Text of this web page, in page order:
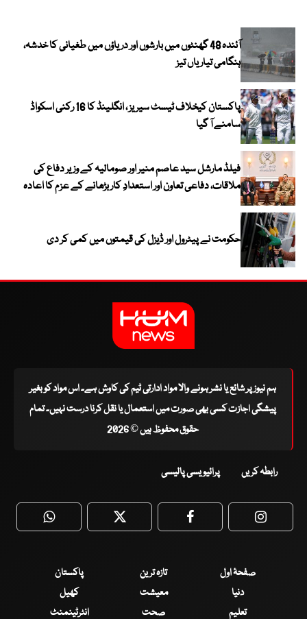
آئندہ 48 گھنٹوں میں بارشوں اور دریاؤں میں طغیانی کا خدشہ،
ہنگامی تیاریاں تیز
پاکستان کیخلاف ٹیسٹ سیریز ، انگلینڈ کا 16 رکنی اسکواڈ
سامنے آ گیا
فیلڈ مارشل سید عاصم منیر اور صومالیہ کے وزیر دفاع کی
ملاقات، دفاعی تعاون اور استعدادِ کار بڑھانے کے عزم کا اعادہ
حکومت نے پیٹرول اور ڈیزل کی قیمتوں میں کمی کر دی
ہم نیوز پر شائع یا نشر ہونے والا مواد ادارتی ٹیم کی کاوش ہے۔ اس مواد کو بغیر
پیشگی اجازت کسی بھی صورت میں استعمال یا نقل کرنا درست نہیں۔ تمام
حقوق محفوظ ہیں © 2026
رابطہ کریں پرائیویسی پالیسی
WhatsApp Twitter Facebook
صفحۂ اول تازہ ترین
پاکستان
دنیا
معیشت
کھیل
تعلیم
صحت انٹرٹینمنٹ